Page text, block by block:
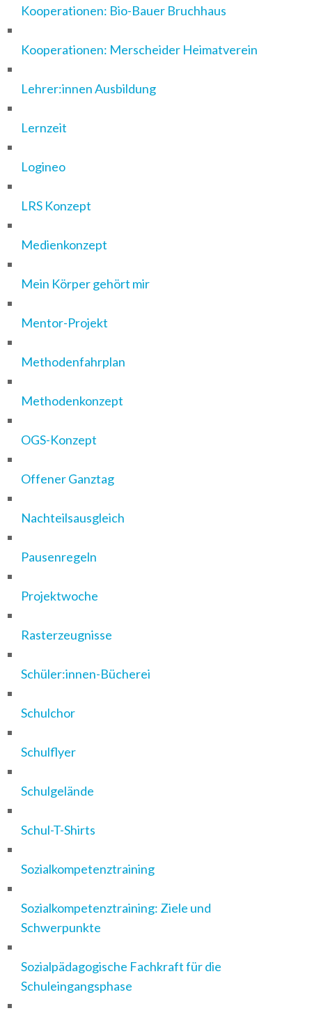
Kooperationen: Bio-Bauer Bruchhaus
Kooperationen: Merscheider Heimatverein
Lehrer:innen Ausbildung
Lernzeit
Logineo
LRS Konzept
Medienkonzept
Mein Körper gehört mir
Mentor-Projekt
Methodenfahrplan
Methodenkonzept
OGS-Konzept
Offener Ganztag
Nachteilsausgleich
Pausenregeln
Projektwoche
Rasterzeugnisse
Schüler:innen-Bücherei
Schulchor
Schulflyer
Schulgelände
Schul-T-Shirts
Sozialkompetenztraining
Sozialkompetenztraining: Ziele und
Schwerpunkte
Sozialpädagogische Fachkraft für die
Schuleingangsphase